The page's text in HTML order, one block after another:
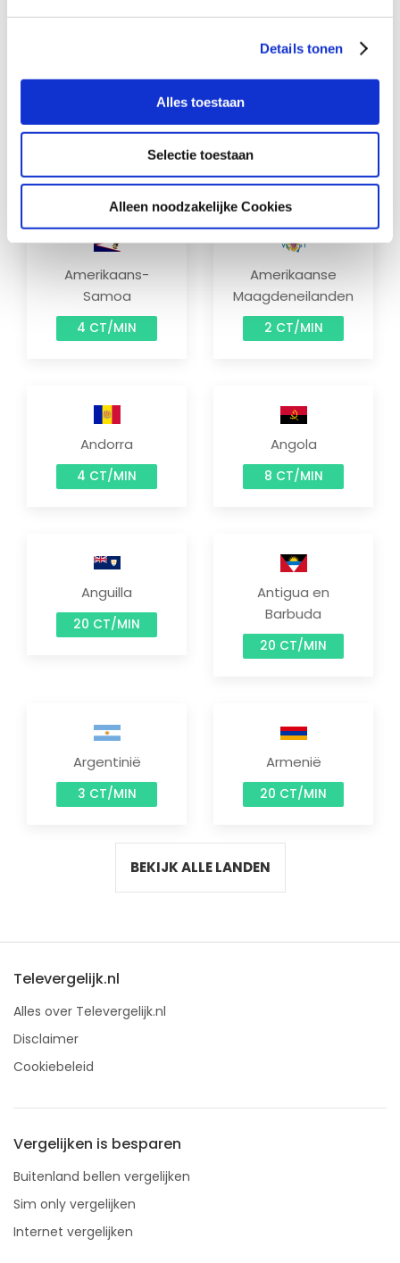
Details tonen
Alles toestaan
Selectie toestaan
Alleen noodzakelijke Cookies
Albanië Algerije
Amerikaans-
Samoa
4 CT/MIN
Amerikaanse
Maagdeneilanden
2 CT/MIN
Andorra
4 CT/MIN
Angola
8 CT/MIN
Anguilla
20 CT/MIN
Antigua en
Barbuda
20 CT/MIN
Argentinië
3 CT/MIN
Armenië
20 CT/MIN
BEKIJK ALLE LANDEN
Televergelijk.nl
Alles over Televergelijk.nl
Disclaimer
Cookiebeleid
Vergelijken is besparen
Buitenland bellen vergelijken
Sim only vergelijken
Internet vergelijken